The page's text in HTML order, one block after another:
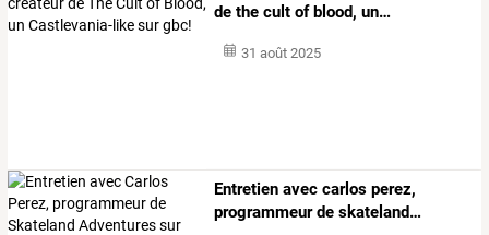
de the cult ofblood, un…
31 août 2025
Entretien avec carlos perez,
programmeurde skateland…